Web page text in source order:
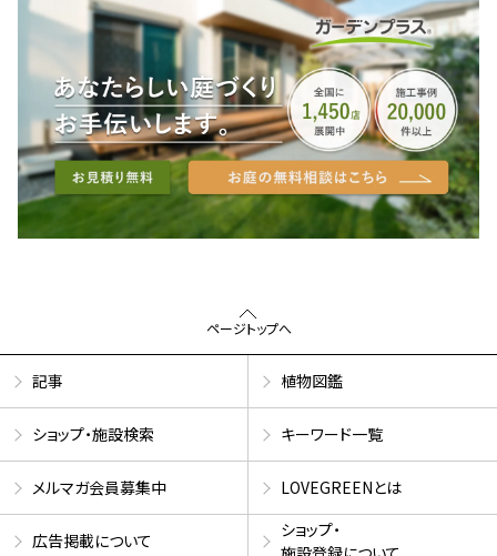
ページトップへ
記事 植物図鑑
ショップ・施設検索 キーワード一覧
メルマガ会員募集中 LOVEGREENとは
広告掲載について
ショップ・